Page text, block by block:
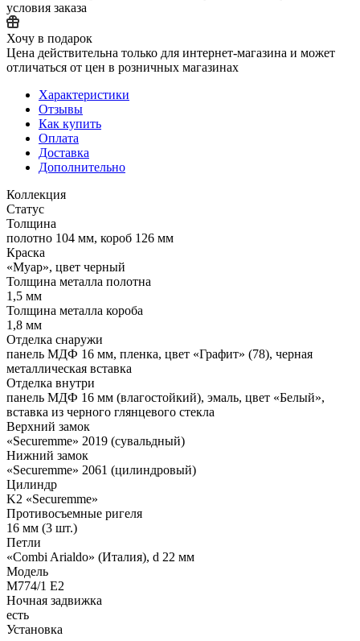
условия заказа
Хочу в подарок
Цена действительна только для интернет-магазина и может
отличаться от цен в розничных магазинах
Характеристики
Отзывы
Как купить
Оплата
Доставка
Дополнительно
Коллекция
Статус
Толщина
полотно 104 мм, короб 126 мм
Краска
«Муар», цвет черный
Толщина металла полотна
1,5 мм
Толщина металла короба
1,8 мм
Отделка снаружи
панель МДФ 16 мм, пленка, цвет «Графит» (78), черная
металлическая вставка
Отделка внутри
панель МДФ 16 мм (влагостойкий), эмаль, цвет «Белый»,
вставка из черного глянцевого стекла
Верхний замок
«Securemme» 2019 (сувальдный)
Нижний замок
«Securemme» 2061 (цилиндровый)
Цилиндр
K2 «Securemme»
Противосъемные ригеля
16 мм (3 шт.)
Петли
«Combi Arialdo» (Италия), d 22 мм
Модель
М774/1 Е2
Ночная задвижка
есть
Установка